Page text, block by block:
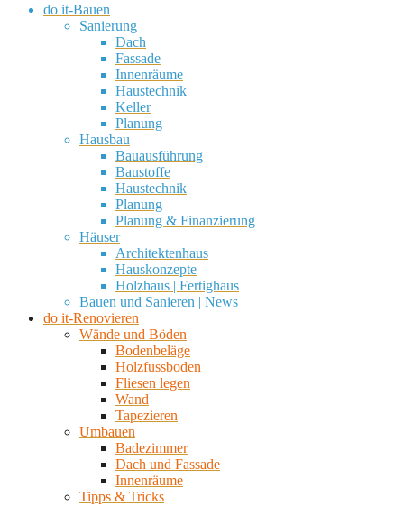
do it-Bauen
Sanierung
Dach
Fassade
Innenräume
Haustechnik
Keller
Planung
Hausbau
Bauausführung
Baustoffe
Haustechnik
Planung
Planung & Finanzierung
Häuser
Architektenhaus
Hauskonzepte
Holzhaus | Fertighaus
Bauen und Sanieren | News
do it-Renovieren
Wände und Böden
Bodenbeläge
Holzfussboden
Fliesen legen
Wand
Tapezieren
Umbauen
Badezimmer
Dach und Fassade
Innenräume
Tipps & Tricks